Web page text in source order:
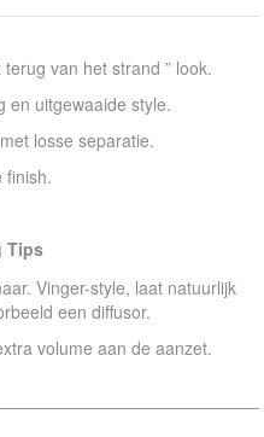
van het strand ” look.
en uitgewaaide style.
losse separatie.
finish.
Tips
Vinger-style, laat natuurlijk
een diffusor.
volume aan de aanzet.